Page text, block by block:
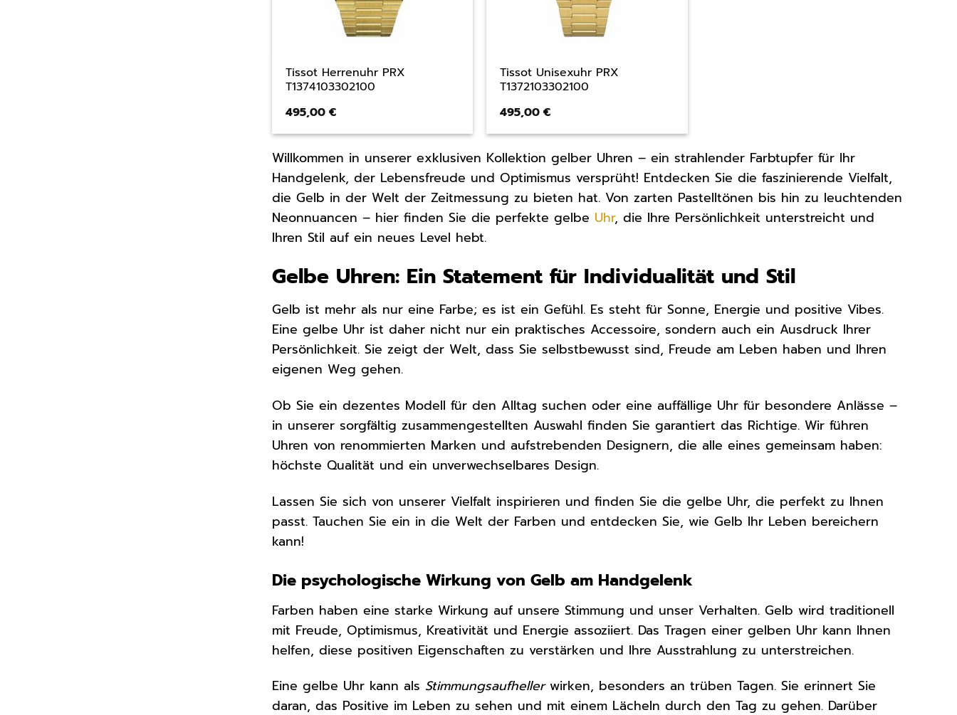
Tissot Herrenuhr PRX
T1374103302100
495,00 €
Tissot Unisexuhr PRX
T1372103302100
495,00€
Willkommen in unserer exklusiven Kollektion gelber Uhren – ein strahlender Farbtupfer für Ihr
Handgelenk, der Lebensfreude und Optimismus versprüht! Entdecken Sie die faszinierende Vielfalt,
die Gelb in der Welt der Zeitmessung zu bieten hat. Von zarten Pastelltönen bis hin zu leuchtenden
Neonnuancen – hier finden Sie die perfekte gelbe Uhr, die Ihre Persönlichkeit unterstreicht und
Ihren Stil auf ein neues Level hebt.
Gelbe Uhren: Ein Statement für Individualität und Stil
Gelb ist mehr als nur eine Farbe; es ist ein Gefühl. Es steht für Sonne, Energie und positive Vibes.
Eine gelbe Uhr ist daher nicht nur ein praktisches Accessoire, sondern auch ein Ausdruck Ihrer
Persönlichkeit. Sie zeigt der Welt, dass Sie selbstbewusst sind, Freude am Leben haben und Ihren
eigenen Weg gehen.
Ob Sie ein dezentes Modell für den Alltag suchen oder eine auffällige Uhr für besondere Anlässe –
in unserer sorgfältig zusammengestellten Auswahl finden Sie garantiert das Richtige. Wir führen
Uhren von renommierten Marken und aufstrebenden Designern, die alle eines gemeinsam haben:
höchste Qualität und ein unverwechselbares Design.
Lassen Sie sich von unserer Vielfalt inspirieren und finden Sie die gelbe Uhr, die perfekt zu Ihnen
passt. Tauchen Sie ein in die Welt der Farben und entdecken Sie, wie Gelb Ihr Leben bereichern
kann!
Die psychologische Wirkung von Gelb am Handgelenk
Farben haben eine starke Wirkung auf unsere Stimmung und unser Verhalten. Gelb wird traditionell
mit Freude, Optimismus, Kreativität und Energie assoziiert. Das Tragen einer gelben Uhr kann Ihnen
helfen, diese positiven Eigenschaften zu verstärken und Ihre Ausstrahlung zu unterstreichen.
Eine gelbe Uhr kann als Stimmungsaufhellerwirken, besonders an trüben Tagen. Sie erinnert Sie
daran, das Positive im Leben zu sehen und mit einem Lächeln durch den Tag zu gehen. Darüber